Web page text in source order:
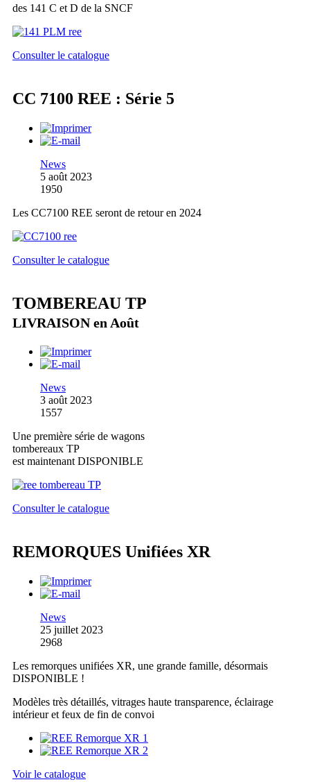
des 141 C et D de la SNCF
Consulter le catalogue
CC 7100 REE : Série 5
News
5 août 2023
1950
Les CC7100 REE seront de retour en 2024
Consulter le catalogue
TOMBEREAU TP
LIVRAISON en Août
News
3 août 2023
1557
Une première série de wagons
tombereaux TP
est maintenant DISPONIBLE
Consulter le catalogue
REMORQUES Unifiées XR
News
25 juillet 2023
2968
Les remorques unifiées XR, une grande famille, désormais
DISPONIBLE !
Modèles très détaillés, vitrages haute transparence, éclairage
intérieur et feux de fin de convoi
Voir le catalogue